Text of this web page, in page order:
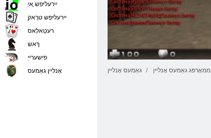
גאַמעס אָנליין ממאָרפּג גאַמעס אָנליין
ַיירעליּפש ָאי
ַיירעליּפש טרָאק
רעטַאלַאס
ךָאש
פישערייַ
אָנליין גאַמעס